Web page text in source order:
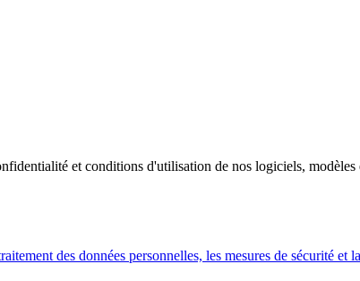
et conditions d'utilisation de nos logiciels, modèles
des données personnelles, les mesures de sécurité